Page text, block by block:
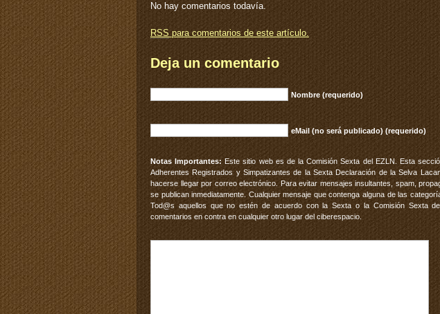
No hay comentarios todavía.
RSS para comentarios de este artículo.
Deja un comentario
Nombre (requerido)
eMail (no será publicado) (requerido)
Notas Importantes: Este sitio web es de la Comisión Sexta del EZLN. Esta
Adherentes Registrados y Simpatizantes de la Sexta Declaración de la Selva
hacerse llegar por correo electrónico. Para evitar mensajes insultantes, spam,
se publican inmediatamente. Cualquier mensaje que contenga alguna de las
Tod@s aquellos que no estén de acuerdo con la Sexta o la Comisión Sexta
comentarios en contra en cualquier otro lugar del ciberespacio.